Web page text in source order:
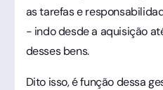
as tarefas e
- indo desde a aquisição
desses bens.
Dito isso, é função dessa